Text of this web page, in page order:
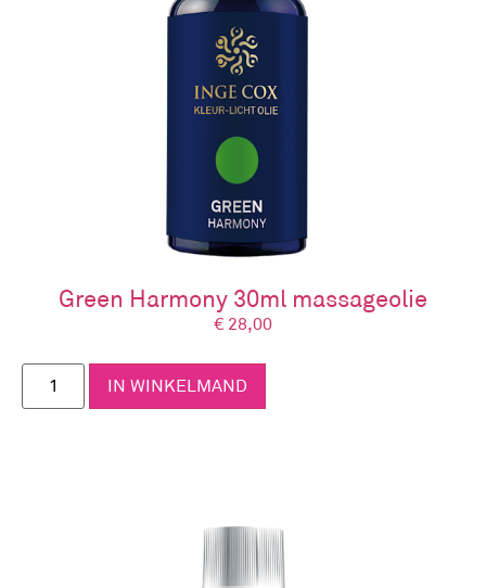
Green Harmony 30ml massageolie
€ 28,00
IN WINKELMAND